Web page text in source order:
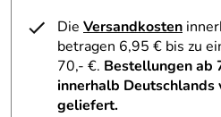
Die Versandkosten
betragen 6,95 € bis zu
70,- €. Bestellungen ab
innerhalb
geliefert.